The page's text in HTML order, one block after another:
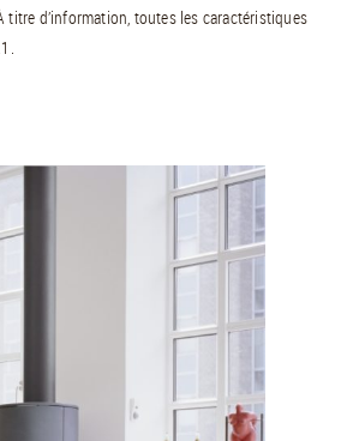
titre d’information, toutes les caractéristiques